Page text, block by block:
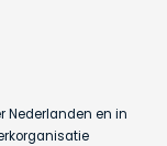
Nederlanden en in